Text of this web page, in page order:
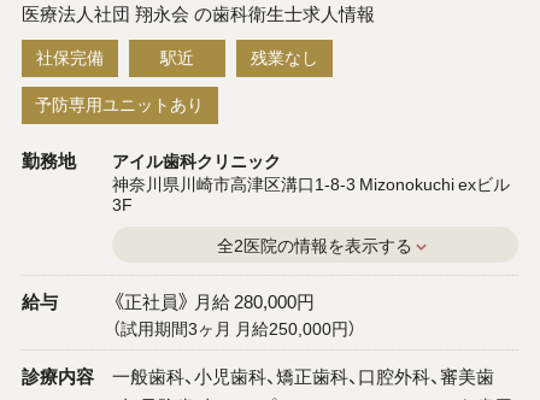
医療法人社団 翔永会 の歯科衛生士求人情報
社保完備 駅近 残業なし
予防専用ユニットあり
勤務地 アイル歯科クリニック
神奈川県川崎市高津区溝口1-8-3 Mizonokuchi exビル
3F
全2医院の情報を表示する
給与 《正社員》 月給 280,000円
（試用期間3ヶ月 月給250,000円）
診療内容
一般歯科、小児歯科、矯正歯科、口腔外科、審美歯